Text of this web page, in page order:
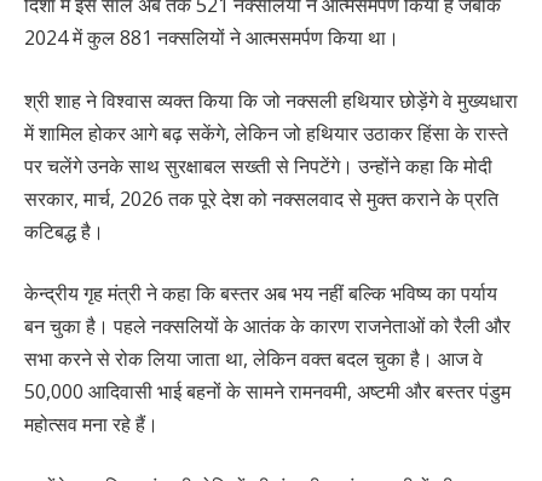
2024 में कुल 881 नक्सलियों ने आत्मसमर्पण किया था।
श्री शाह ने विश्वास व्यक्त किया कि जो नक्सली हथियार छोड़ेंगे वे मुख्यधारा
में शामिल होकर आगे बढ़ सकेंगे, लेकिन जो हथियार उठाकर हिंसा के रास्ते
पर चलेंगे उनके साथ सुरक्षाबल सख्ती से निपटेंगे। उन्होंने कहा कि मोदी
सरकार, मार्च, 2026 तक पूरे देश को नक्सलवाद से मुक्त कराने के प्रति
कटिबद्ध है।
केन्द्रीय गृह मंत्री ने कहा कि बस्तर अब भय नहीं बल्कि भविष्य का पर्याय
बन चुका है। पहले नक्सलियों के आतंक के कारण राजनेताओं को रैली और
सभा करने से रोक लिया जाता था, लेकिन वक्त बदल चुका है। आज वे
50,000 आदिवासी भाई बहनों के सामने रामनवमी, अष्टमी और बस्तर पंडुम
महोत्सव मना रहे हैं।